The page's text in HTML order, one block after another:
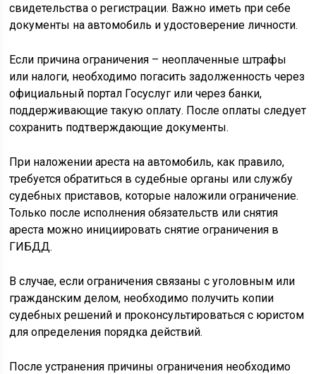
свидетельства о регистрации. Важно иметь при себе
документы на автомобиль и удостоверение личности.
Если причина ограничения – неоплаченные штрафы
или налоги, необходимо погасить задолженность через
официальный портал Госуслуг или через банки,
поддерживающие такую оплату. После оплаты следует
сохранить подтверждающие документы.
При наложении ареста на автомобиль, как правило,
требуется обратиться в судебные органы или службу
судебных приставов, которые наложили ограничение.
Только после исполнения обязательств или снятия
ареста можно инициировать снятие ограничения в
ГИБДД.
В случае, если ограничения связаны с уголовным или
гражданским делом, необходимо получить копии
судебных решений и проконсультироваться с юристом
для определения порядка действий.
После устранения причины ограничения необходимо